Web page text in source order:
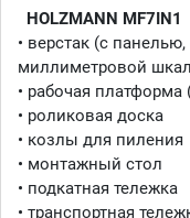
Производство
НOLZMANN MF7IN1
• верстак (с
миллиметровой
• рабочая платформа
• роликовая доска
• козлы для пиления
• монтажный стол
• подкатная тележка
• транспортная